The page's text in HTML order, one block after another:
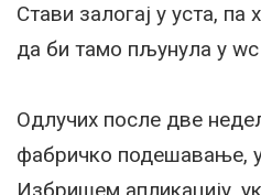
Стави залогај у уста, па
да би тамо пљунула у
Одлучих после две
фабричко подешавање,